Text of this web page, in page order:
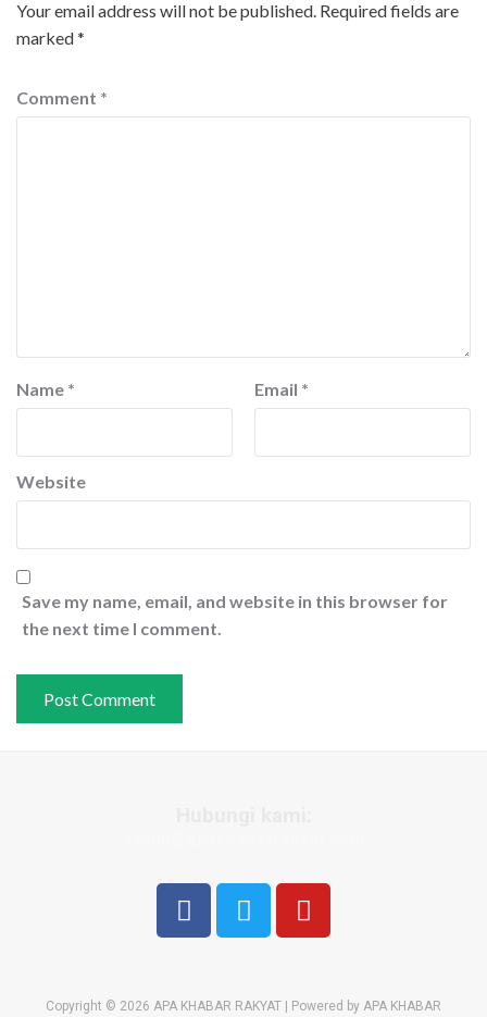
Your email address will not be published. Required fields are
marked*
Comment *
Name * Email *
Website
Save my name, email, and website in this browser for
the next time I comment.
Media sosial kami:
Copyright © 2026 APA KHABAR RAKYAT | Powered by APA KHABAR